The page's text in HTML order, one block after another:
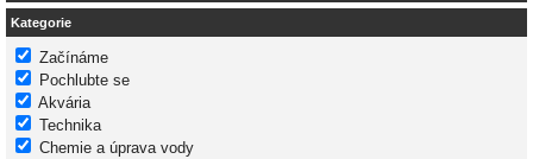
Kategorie
Začínáme
Pochlubte se
Akvária
Technika
Chemie a úprava vody